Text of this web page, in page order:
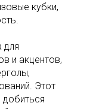
кубки,
для
и акцентов,
Этот